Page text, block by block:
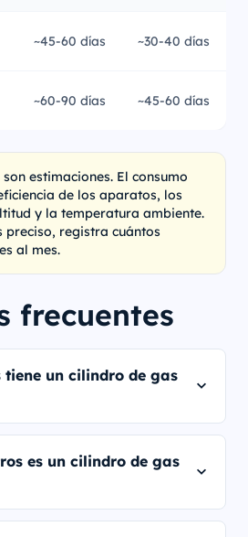
~45-60 días ~30-40 días
~60-90 días ~45-60 días
estimaciones. El consumo
de los aparatos, los
y la temperatura ambiente.
preciso, registra cuántos
al mes.
frecuentes
tiene un cilindro de gas
es un cilindro de gas